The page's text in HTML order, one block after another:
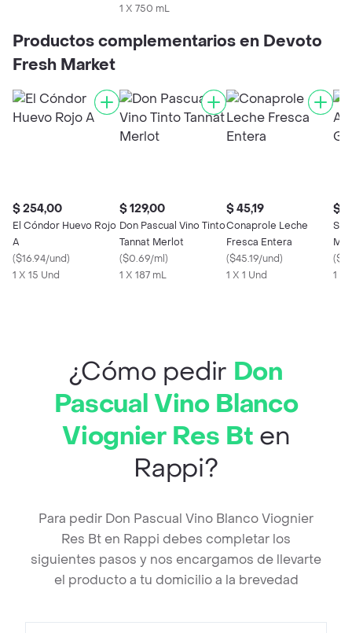
1 X 750 mL
Productos complementarios en Devoto
Fresh Market
$ 254,00
El Cóndor Huevo Rojo
A
($16.94/und)
1 X 15 Und
$ 129,00
Don Pascual Vino Tinto
Tannat Merlot
($0.69/ml)
1 X 187 mL
$ 45,19
Conaprole Leche
Fresca Entera
($45.19/und)
1 X 1 Und
$
(
1 X
¿Cómo pedir Don
Pascual Vino Blanco
Viognier Res Bt en
Rappi?
Para pedir Don Pascual Vino Blanco Viognier
Res Bt en Rappi debes completar los
siguientes pasos y nos encargamos de llevarte
el producto a tu domicilio a la brevedad